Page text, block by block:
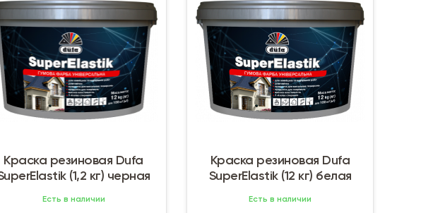
Краска резиновая Dufa
(1,2 кг) черная
Есть в наличии
Краска резиновая Dufa
SuperElastik (12 кг) белая
Есть в наличии